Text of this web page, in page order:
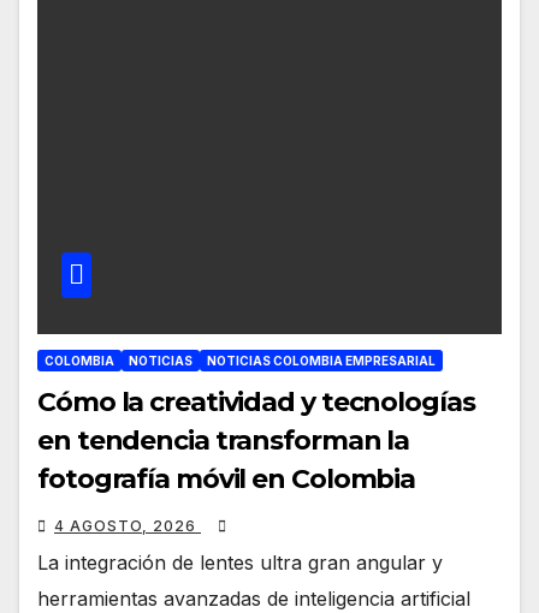
COLOMBIA NOTICIAS NOTICIAS COLOMBIA EMPRESARIAL
Cómo la creatividad y tecnologías
en tendencia transforman la
fotografía móvil en Colombia
4 AGOSTO, 2026
La integración de lentes ultra gran angular y
herramientas avanzadas de inteligencia artificial